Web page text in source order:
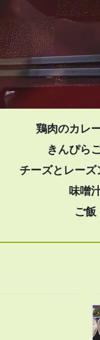
鶏肉のカレ
きんぴら
チーズとレーズ
味噌
ご飯